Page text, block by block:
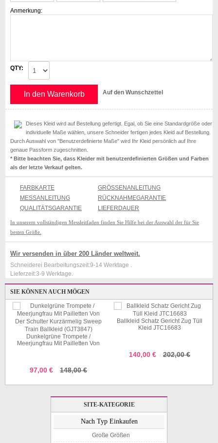
Anmerkung:
QTY:
In den Warenkorb Auf den Wunschzettel
Dieses Kleid wird auf Bestellung gefertigt. Egal, ob Sie eine Standardgröße oder
individuelle Maße wählen, unsere Schneider fertigen jedes Kleid auf Bestellung.
Durch Auswahl von "Benutzerdefinierte Maße" wird Ihr Kleid persönlich auf Ihre
genaue Passform zugeschnitten.
* Bitte beachten Sie, dass Kleider mit benutzerdefinierten Größen und Farben
als der letzte Verkauf gelten.
FARBKARTE
GRÖSSENANLEITUNG
MESSANLEITUNG
RÜCKNAHMEGARANTIE
QUALITÄTSGARANTIE
LIEFERDAUER
In unserem vollständigen Messleitfaden finden Sie Hilfe bei der Auswahl der für Sie
besten Größe.
Wir versenden in über 200 Länder weltweit.
Schneiderei Bearbeitungszeit:9-14 Werktage .
Lieferzeit:3-9 Werktage.
SIE KÖNNEN AUCH MÖGEN
Dunkelgrüne Trompete /
Meerjungfrau Mit Pailletten Von
97,00 € 148,00 €
Ballkleid Schatz Gericht Zug Tüll
Kleid JTC16683
140,00 € 202,00 €
SITE-KATEGORIE
Nach Typ Einkaufen
Große Größen